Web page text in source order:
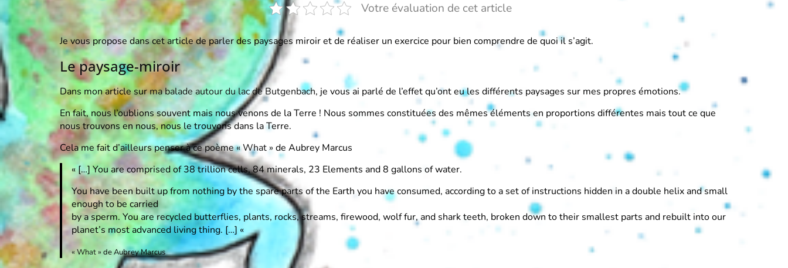
Votre évaluation de cet article
Je vous propose dans cet article de parler des paysages miroir et de réaliser un exercice pour bien comprendre de quoi il s’agit.
Le paysage-miroir
Dans mon article surma balade autour du lac de Butgenbach, je vous ai parlé de l’effet qu’ont eu les différents paysages sur mes propres émotions.
En fait, nous l’oublions souvent mais nous venons de la Terre ! Nous sommes constituées des mêmes éléments en proportions différentes mais tout ce que
nous trouvons en nous, nous le trouvons dans la Terre.
Cela me fait d’ailleurs penser à ce poème« What » de Aubrey Marcus
« […] You are comprised of 38 trillion cells, 84 minerals, 23 Elements and 8 gallons of water.
You have been built up from nothing by the spare parts of the Earth you have consumed, according to a set of instructions hidden in a double helix and small
enough to be carried
by a sperm. You are recycled butterflies, plants, rocks, streams, firewood, wolf fur, and shark teeth, broken down to their smallest parts and rebuilt into our
planet’s most advanced living thing. […] «
« What » de Aubrey Marcus